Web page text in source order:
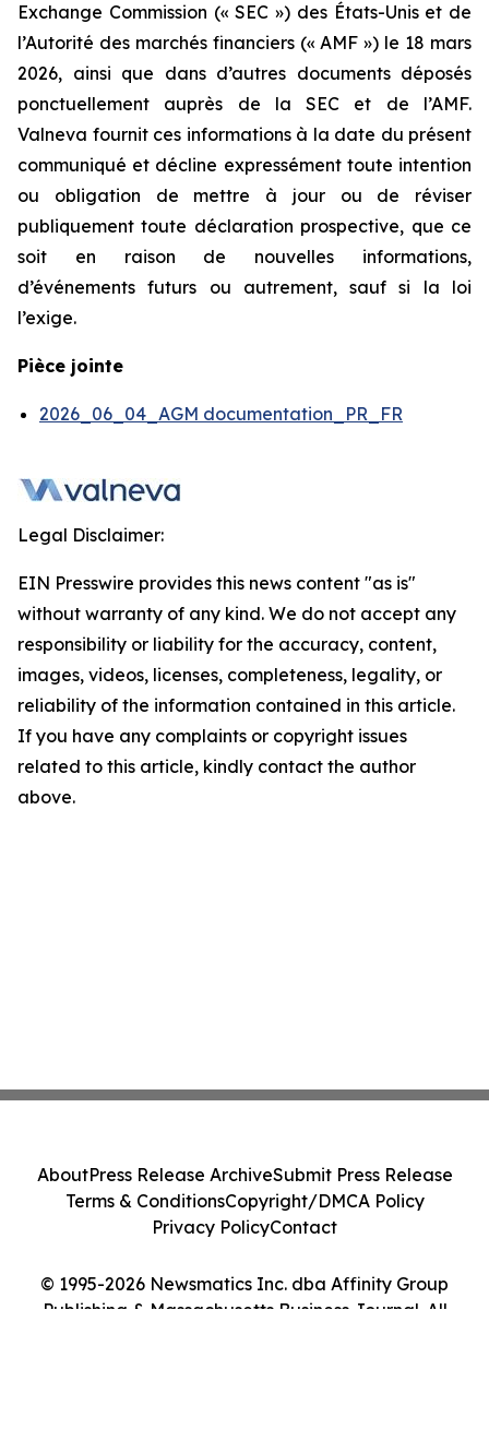
Exchange Commission (« SEC ») des États-Unis et de
l’Autorité des marchés financiers (« AMF ») le 18 mars
2026, ainsi que dans d’autres documents déposés
ponctuellement auprès de la SEC et de l’AMF.
Valneva fournit ces informations à la date du présent
communiqué et décline expressément toute intention
ou obligation de mettre à jour ou de réviser
publiquement toute déclaration prospective, que ce
soit en raison de nouvelles informations,
d’événements futurs ou autrement, sauf si la loi
l’exige.
Pièce jointe
2026_06_04_AGM documentation_PR_FR
Legal Disclaimer:
EIN Presswire provides this news content "as is"
without warranty of any kind. We do not accept any
responsibility or liability for the accuracy, content,
images, videos, licenses, completeness, legality, or
reliability of the information contained in this article.
If you have any complaints or copyright issues
related to this article, kindly contact the author
above.
© 1995-2026 Newsmatics Inc. dba Affinity Group
Publishing & Massachusetts Business Journal. All
AboutPress Release ArchiveSubmit Press Release
Terms & ConditionsCopyright/DMCA Policy
Privacy PolicyContact